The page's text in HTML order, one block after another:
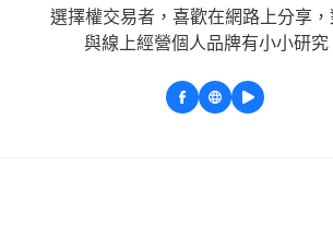
選擇權交易者，喜歡在網路上分享，
與線上經營個人品牌有小小研究